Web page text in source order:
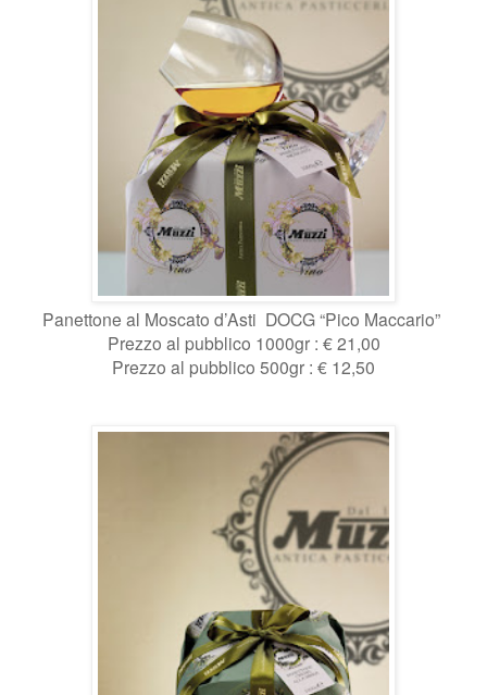
Panettone al Moscato d’Asti DOCG “Pico Maccario”
Prezzo al pubblico 1000gr : € 21,00
Prezzo al pubblico 500gr : € 12,50